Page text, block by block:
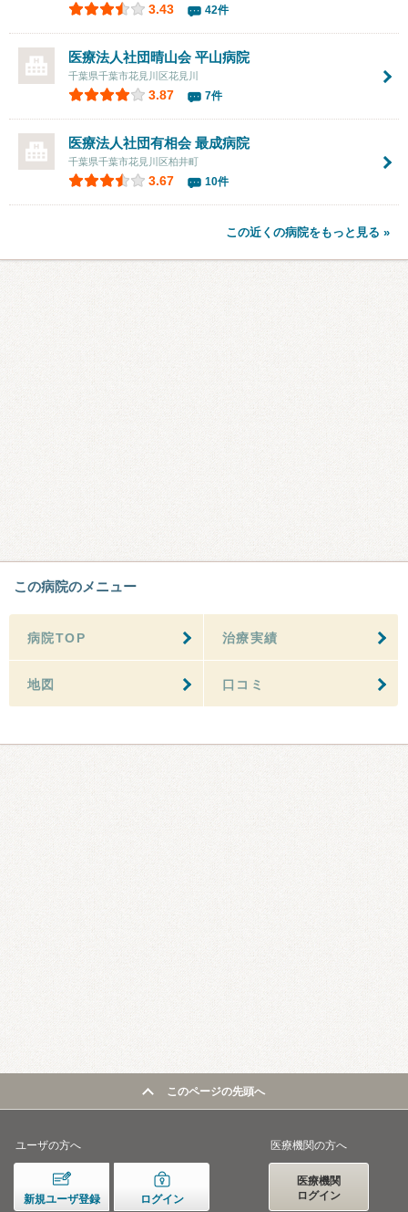
3.43 42件
医療法人社団晴山会平山病院
千葉県千葉市花見川区花見川
3.87 7件
医療法人社団有相会 最成病院
千葉県千葉市花見川区柏井町
3.67 10件
この近くの病院をもっと見る »
この病院のメニュー
病院TOP 治療実績
地図 口コミ
このページの先頭へ
ユーザの方へ
新規ユーザ登録 ログイン
医療機関の方へ
医療機関
ログイン